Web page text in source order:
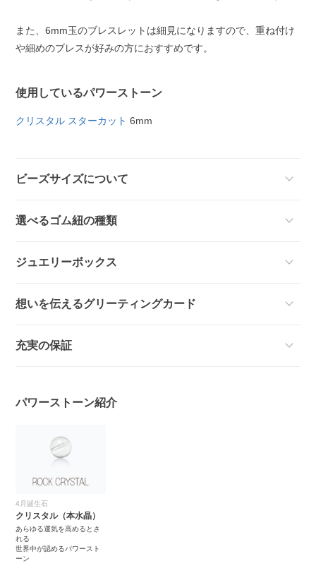
また、6mm玉のブレスレットは細見になりますので、重ね付け
や細めのブレスが好みの方におすすめです。
使用しているパワーストーン
クリスタル スターカット 6mm
ビーズサイズについて
選べるゴム紐の種類
ジュエリーボックス
想いを伝えるグリーティングカード
充実の保証
パワーストーン紹介
4月誕生石
クリスタル（本水晶）
あらゆる運気を高めるとさ
れる
世界中が認めるパワースト
ーン